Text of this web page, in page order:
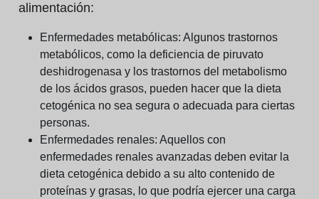
alimentación:
Enfermedades metabólicas: Algunos trastornos
metabólicos, como la deficiencia de piruvato
deshidrogenasa y los trastornos del metabolismo
de los ácidos grasos, pueden hacer que la dieta
cetogénica no sea segura o adecuada para ciertas
personas.
Enfermedades renales: Aquellos con
enfermedades renales avanzadas deben evitar la
dieta cetogénica debido a su alto contenido de
proteínas y grasas, lo que podría ejercer una carga